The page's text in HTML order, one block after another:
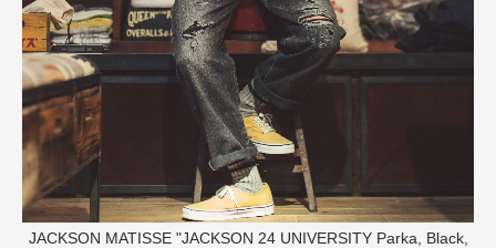
JACKSON MATISSE "JACKSON 24 UNIVERSITY Parka, Black,